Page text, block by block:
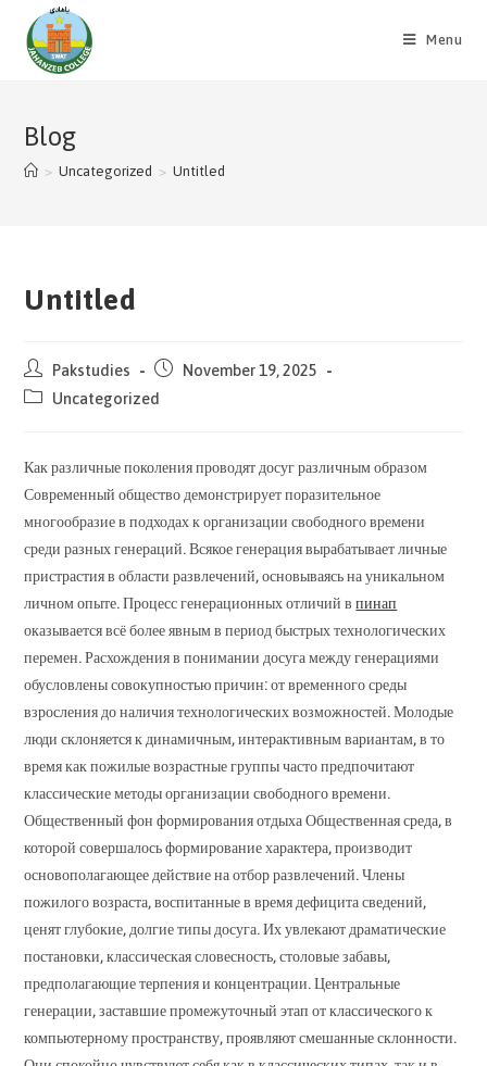
content
Menu
Blog
> Uncategorized > Untitled
Untitled
Post
author:
Pakstudies
Post
published:
November 19, 2025
PostUncategorized
Как различные поколения проводят досуг различным образом
Современный общество демонстрирует поразительное
многообразие в подходах к организации свободного времени
среди разных генераций. Всякое генерация вырабатывает личные
пристрастия в области развлечений, основываясь на уникальном
личном опыте. Процесс генерационных отличий впинап
оказывается всё более явным в период быстрых технологических
перемен. Расхождения в понимании досуга между генерациями
обусловлены совокупностью причин: от временного среды
взросления до наличия технологических возможностей. Молодые
люди склоняется к динамичным, интерактивным вариантам, в то
время как пожилые возрастные группы часто предпочитают
классические методы организации свободного времени.
Общественный фон формирования отдыха Общественная среда, в
которой совершалось формирование характера, производит
основополагающее действие на отбор развлечений. Члены
пожилого возраста, воспитанные в время дефицита сведений,
ценят глубокие, долгие типы досуга. Их увлекают драматические
постановки, классическая словесность, столовые забавы,
предполагающие терпения и концентрации. Центральные
генерации, заставшие промежуточный этап от классического к
компьютерному пространству, проявляют смешанные склонности.